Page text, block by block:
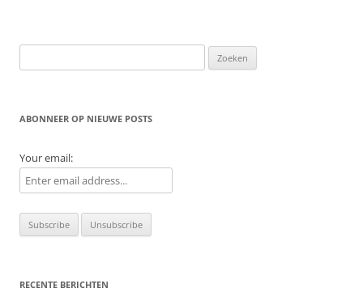
naar:
ABONNEER OP NIEUWE POSTS
Your email:
RECENTE BERICHTEN